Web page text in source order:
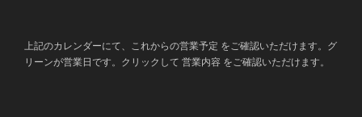
上記のカレンダーにて、これからの営業予定 をご確認いただけます。グ
リーンが営業日です。クリックして 営業内容 をご確認いただけます。